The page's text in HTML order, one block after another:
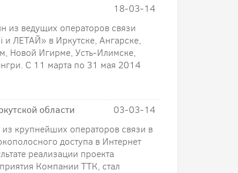
18-03-14
из ведущих операторов связи
ЛЕТАЙ» в Иркутске, Ангарске,
Новой Игирме, Усть-Илимске,
С 11 марта по 31 мая 2014
области
03-03-14
крупнейших операторов связи в
доступа в Интернет
реализации проекта
Компании ТТК, стал